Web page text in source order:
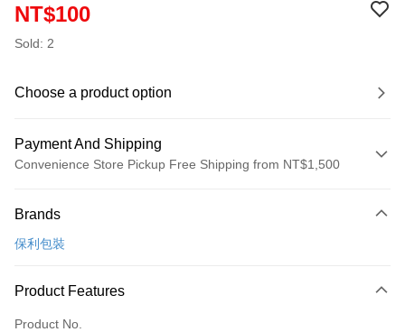
NT$100
Sold: 2
Choose a product option
Payment And Shipping
Convenience Store Pickup Free Shipping from NT$1,500
Credit Card (Full Payment)
LINE Pay
Apple Pay
Easy Wallet
Brands
保利包裝
Product Features
Product No.